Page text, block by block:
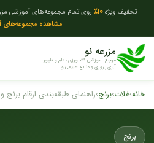
تخفیف ویژه10٪ روی تمام مجموعه‌های آموزشی
مشاهده مجموعه‌های
مزرعه نو
مرجع آموزشی کشاورزی ، دام و طیور ،
آبزی پروری و منابع طبیعی و...
خانه›غلات›برنج›راهنمای طبقه‌بندی ارقام
برنج